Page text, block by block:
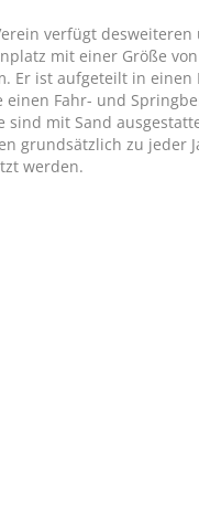
verfügt desweiteren
mit einer Größe
Er ist aufgeteilt in einen
einen Fahr- und
sind mit Sand
grundsätzlich zu jeder
werden.